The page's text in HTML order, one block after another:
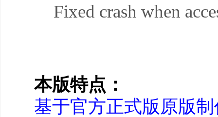
Fixed crash when
本版特点：
基于官方正式版原版